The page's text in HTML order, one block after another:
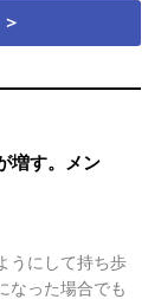
増す。メン
うにして持ち歩
なった場合でも